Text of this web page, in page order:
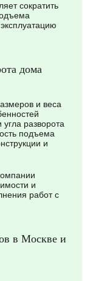
сократить
дома
и веса
разворота
подъема
и
и
работ с
в Москве и